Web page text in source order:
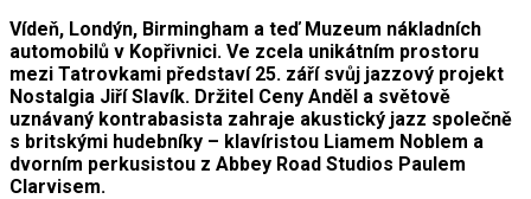
Vídeň, Londýn, Birmingham a teď Muzeum nákladních
automobilů v Kopřivnici. Ve zcela unikátním prostoru
mezi Tatrovkami představí 25. září svůj jazzový projekt
Nostalgia Jiří Slavík. Držitel Ceny Anděl a světově
uznávaný kontrabasista zahraje akustický jazz společně
s britskými hudebníky – klavíristou Liamem Noblem a
dvorním perkusistou z Abbey Road Studios Paulem
Clarvisem.